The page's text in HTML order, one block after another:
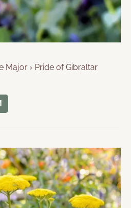
Major › Pride of Gibraltar